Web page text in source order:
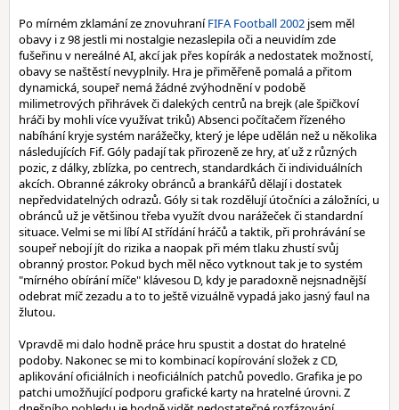
Po mírném zklamání ze znovuhraníFIFA Football 2002 jsem měl
obavy i z 98 jestli mi nostalgie nezaslepila oči a neuvidím zde
fušeřinu v nereálné AI, akcí jak přes kopírák a nedostatek možností,
obavy se naštěstí nevyplnily. Hra je přiměřeně pomalá a přitom
dynamická, soupeř nemá žádné zvýhodnění v podobě
milimetrových přihrávek či dalekých centrů na brejk (ale špičkoví
hráči by mohli více využívat triků) Absenci počítačem řízeného
nabíhání kryje systém narážečky, který je lépe udělán než u několika
následujících Fif. Góly padají tak přirozeně ze hry, ať už z různých
pozic, z dálky, zblízka, po centrech, standardkách či individuálních
akcích. Obranné zákroky obránců a brankářů dělají i dostatek
nepředvidatelných odrazů. Góly si tak rozdělují útočníci a záložníci, u
obránců už je většinou třeba využít dvou narážeček či standardní
situace. Velmi se mi líbí AI střídání hráčů a taktik, při prohrávání se
soupeř nebojí jít do rizika a naopak při mém tlaku zhustí svůj
obranný prostor. Pokud bych měl něco vytknout tak je to systém
"mírného obírání míče" klávesou D, kdy je paradoxně nejsnadnější
odebrat míč zezadu a to to ještě vizuálně vypadá jako jasný faul na
žlutou.
Vpravdě mi dalo hodně práce hru spustit a dostat do hratelné
podoby. Nakonec se mi to kombinací kopírování složek z CD,
aplikování oficiálních i neoficiálních patchů povedlo. Grafika je po
patchi umožňující podporu grafické karty na hratelné úrovni. Z